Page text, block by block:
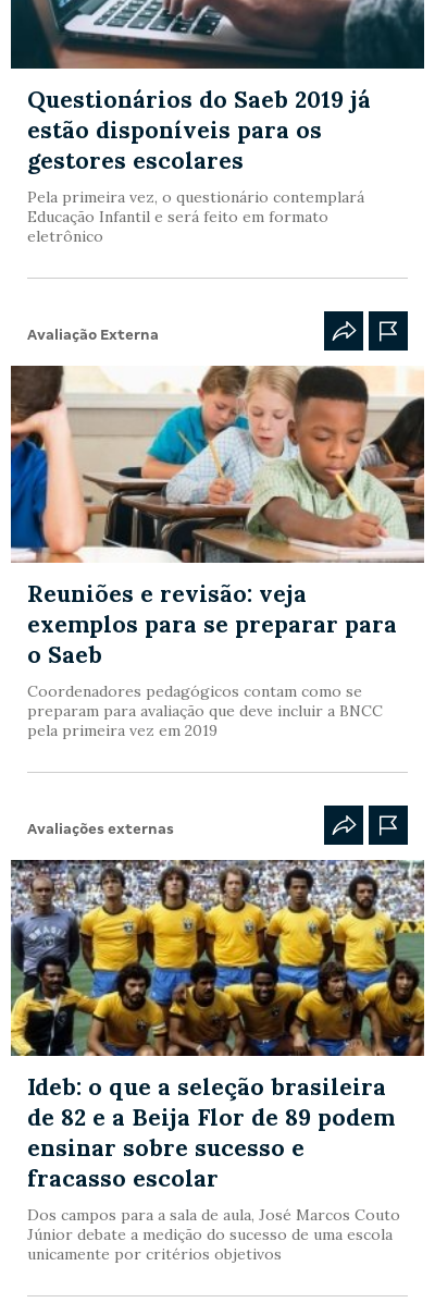
Questionários do Saeb 2019 já
estão disponíveis para os
gestores escolares
Pela primeira vez, o questionário contemplará
Educação Infantil e será feito em formato
eletrônico
Avaliação Externa
Reuniões e revisão: veja
exemplos para se preparar para
o Saeb
Coordenadores pedagógicos contam como se
preparam para avaliação que deve incluir a BNCC
pela primeira vez em 2019
Avaliações externas
Ideb: o que a seleção brasileira
de 82 e a Beija Flor de 89 podem
ensinar sobre sucesso e
fracasso escolar
Dos campos para a sala de aula, José Marcos Couto
Júnior debate a medição do sucesso de uma escola
unicamente por critérios objetivos